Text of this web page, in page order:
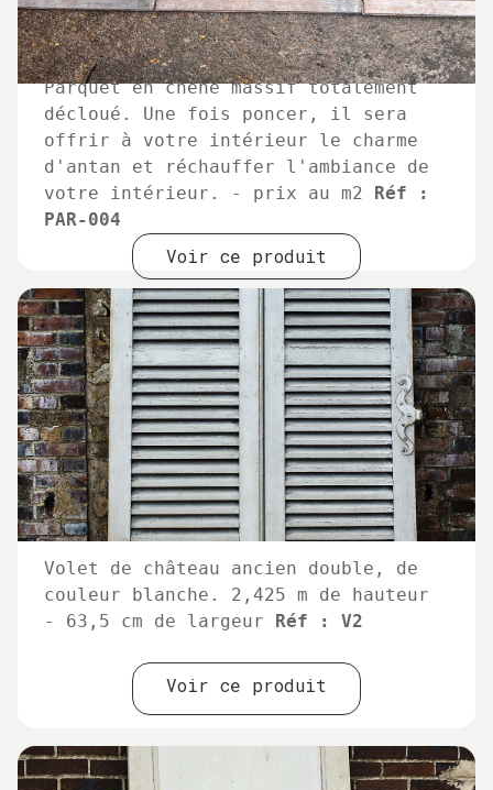
Parquet en chêne massif totalement
décloué. Une fois poncer, il sera
offrir à votre intérieur le charme
d'antan et réchauffer l'ambiance de
votre intérieur. - prix au m2 Réf :
PAR-004
Voir ce produit
Volet de château ancien double, de
couleur blanche. 2,425 m de hauteur
- 63,5 cm de largeur Réf : V2
Voir ce produit